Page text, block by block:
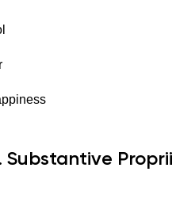
Substantive Proprii